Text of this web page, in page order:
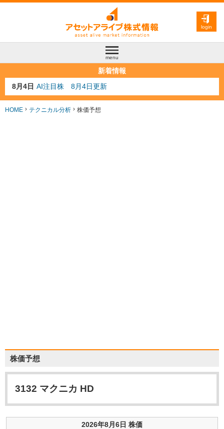
login
menu
新着情報
8月4日 AI注目株 8月4日更新
8月3日 人気業種注目株 8月3日更新
8月2日 金融注目株 8月2日更新
7月29日 日経225シグナル点灯
HOME テクニカル分析 株価予想
株価予想
3132 マクニカ HD
2026年8月6日 株価